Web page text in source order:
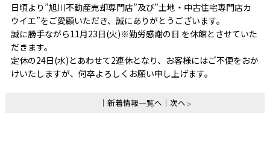
日頃より”旭川不動産売却専門店”及び”土地・中古住宅専門店カ
ウイエ”をご愛顧いただき、誠にありがとうございます。
誠に勝手ながら11月23日(火)※勤労感謝の日 を休館とさせていた
だきます。
定休の24日(水)とあわせて2連休となり、お客様にはご不便をおか
けいたしますが、何卒よろしくお願い申し上げます。
新着情報一覧へ 次へ